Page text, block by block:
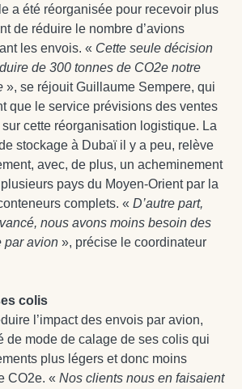
a été réorganisée pour recevoir plus
de réduire le nombre d’avions
les envois. « Cette seule décision
de 300 tonnes de CO2e notre
», se réjouit Guillaume Sempere, qui
que le service prévisions des ventes
cette réorganisation logistique. La
stockage à Dubaï il y a peu, relève
avec, de plus, un acheminement
pays du Moyen-Orient par la
complets. « D’autre part,
nous avons moins besoin des
par avion », précise le coordinateur
colis
l’impact des envois par avion,
de mode de calage de ses colis qui
plus légers et donc moins
CO2e. « Nos clients nous en faisaient